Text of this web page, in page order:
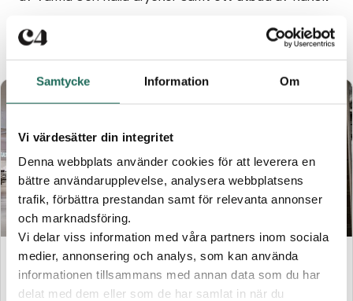
Samtycke Information Om
Vi värdesätter din integritet
Denna webbplats använder cookies för att leverera en
bättre användarupplevelse, analysera webbplatsens
trafik, förbättra prestandan samt för relevanta annonser
och marknadsföring.
Vi delar viss information med våra partners inom sociala
medier, annonsering och analys, som kan använda
informationen tillsammans med annan data som du har
delat med dem eller som de har samlat in när du
20%
rabatt på hela sortimentet